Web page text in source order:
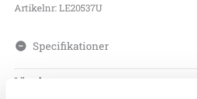
Artikelnr:LE20537U
Specifikationer
Längd